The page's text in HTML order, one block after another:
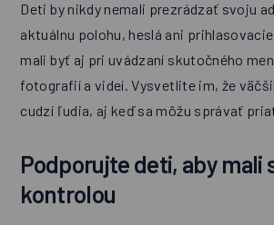
Deti by nikdy nemali prezrádzať svoju
aktuálnu polohu, heslá ani
mali byť aj pri uvádzaní skutočného
fotografií a videí. Vysvetlite im, že
cudzí ľudia, aj keď sa môžu správať
Podporujte deti, aby mali
kontrolou